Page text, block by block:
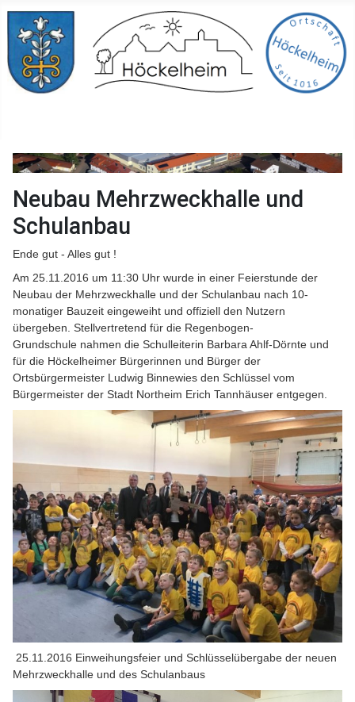
Neubau Mehrzweckhalle und
Schulanbau
Ende gut - Alles gut !
Am 25.11.2016 um 11:30 Uhr wurde in einer Feierstunde der
Neubau der Mehrzweckhalle und der Schulanbau nach 10-
monatiger Bauzeit eingeweiht und offiziell den Nutzern
übergeben. Stellvertretend für die Regenbogen-
Grundschule nahmen die Schulleiterin Barbara Ahlf-Dörnte und
für die Höckelheimer Bürgerinnen und Bürger der
Ortsbürgermeister Ludwig Binnewies den Schlüssel vom
Bürgermeister der Stadt Northeim Erich Tannhäuser entgegen.
25.11.2016 Einweihungsfeier und Schlüsselübergabe der neuen
Mehrzweckhalle und des Schulanbaus